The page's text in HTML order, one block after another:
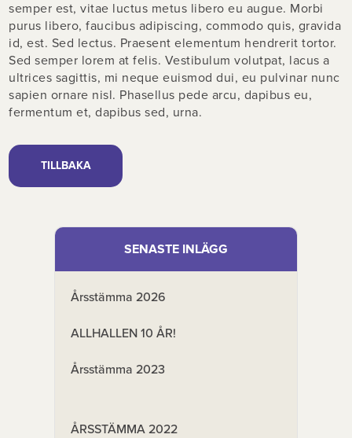
semper est, vitae luctus metus libero eu augue. Morbi
purus libero, faucibus adipiscing, commodo quis, gravida
id, est. Sed lectus. Praesent elementum hendrerit tortor.
Sed semper lorem at felis. Vestibulum volutpat, lacus a
ultrices sagittis, mi neque euismod dui, eu pulvinar nunc
sapien ornare nisl. Phasellus pede arcu, dapibus eu,
fermentum et, dapibus sed, urna.
TILLBAKA
SENASTE INLÄGG
Årsstämma 2026
ALLHALLEN 10 ÅR!
Årsstämma 2023
ÅRSSTÄMMA 2022